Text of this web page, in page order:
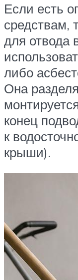
Если есть
средствам,
для отвода
либо
Она
конец
к
крыши).